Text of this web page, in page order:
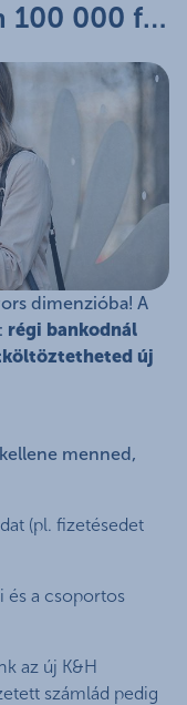
legyen tiéd maximum 100 000 forint jóváírás
dimenzióba! A
régi bankodnál
új
menned,
(pl. fizetésedet
és a csoportos
az új K&H
számlád pedig